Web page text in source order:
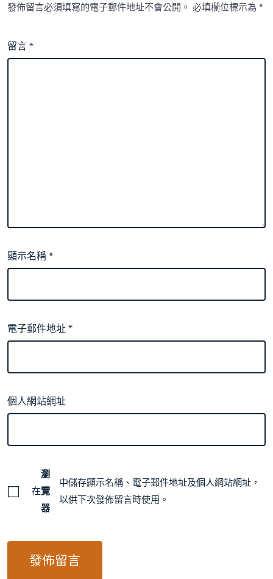
發佈留言必須填寫的電子郵件地址不會公開。 必填欄位標示為*
留言*
顯示名稱*
電子郵件地址*
個人網站網址
在
瀏
覽
器
中儲存顯示名稱、電子郵件地址及個人網站網址，
以供下次發佈留言時使用。